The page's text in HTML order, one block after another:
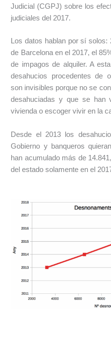
Judicial (CGPJ) sobre los
judiciales del 2017.
Los datos hablan por sí
de Barcelona en el 2017, el
de impagos de alquiler. A
desahucios procedentes de
son invisibles porque no se
desahuciadas y que se han
vivienda o escoger vivir en la
Desde el 2013 los
Gobierno y banqueros
han acumulado más de
del estado solamente en el